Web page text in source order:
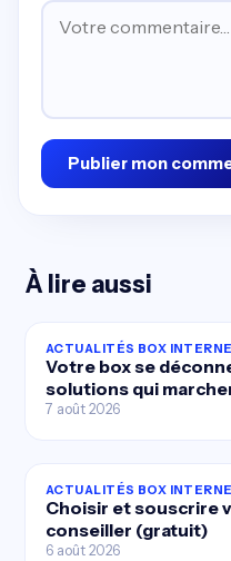
Publier mon
À lire aussi
ACTUALITÉS BOX
Votre box se
solutions qui
7 août 2026
ACTUALITÉS BOX
Choisir et souscrire
conseiller (gratuit)
6 août 2026